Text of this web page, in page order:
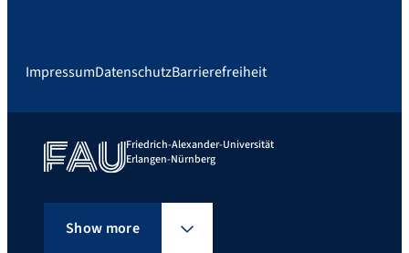
ImpressumDatenschutzBarrierefreiheit
Friedrich-Alexander-Universität
Erlangen-Nürnberg
Show more